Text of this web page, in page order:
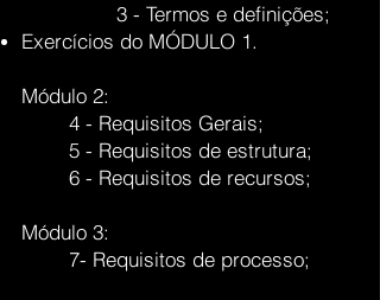
3 - Termos e definições;
Exercícios do MÓDULO 1.
Módulo 2:
4 - Requisitos Gerais;
5 - Requisitos de estrutura;
6 - Requisitos de recursos;
Módulo 3:
7- Requisitos de processo;